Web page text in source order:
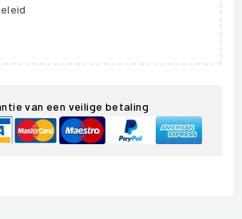
van een veilige betaling